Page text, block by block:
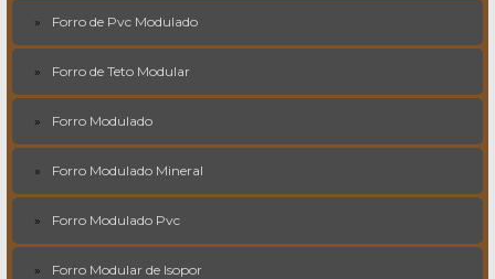
Forro de Pvc Modulado
Forro de Teto Modular
Forro Modulado
Forro Modulado Mineral
Forro Modulado Pvc
Forro Modular de Isopor